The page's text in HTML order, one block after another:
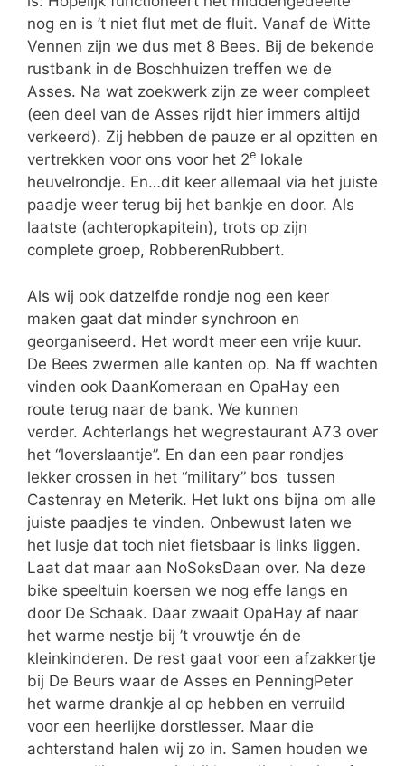
nog en is ’t niet flut met de fluit. Vanaf de Witte
Vennen zijn we dus met 8 Bees. Bij de bekende
rustbank in de Boschhuizen treffen we de
Asses. Na wat zoekwerk zijn ze weer compleet
(een deel van de Asses rijdt hier immers altijd
verkeerd). Zij hebben de pauze er al opzitten en
vertrekken voor ons voor het 2e lokale
heuvelrondje. En…dit keer allemaal via het juiste
paadje weer terug bij het bankje en door. Als
laatste (achteropkapitein), trots op zijn
complete groep, RobberenRubbert.
Als wij ook datzelfde rondje nog een keer
maken gaat dat minder synchroon en
georganiseerd. Het wordt meer een vrije kuur.
De Bees zwermen alle kanten op. Na ff wachten
vinden ook DaanKomeraan en OpaHay een
route terug naar de bank. We kunnen
verder. Achterlangs het wegrestaurant A73 over
het “loverslaantje”. En dan een paar rondjes
lekker crossen in het “military” bos tussen
Castenray en Meterik. Het lukt ons bijna om alle
juiste paadjes te vinden. Onbewust laten we
het lusje dat toch niet fietsbaar is links liggen.
Laat dat maar aan NoSoksDaan over. Na deze
bike speeltuin koersen we nog effe langs en
door De Schaak. Daar zwaait OpaHay af naar
het warme nestje bij ’t vrouwtje én de
kleinkinderen. De rest gaat voor een afzakkertje
bij De Beurs waar de Asses en PenningPeter
het warme drankje al op hebben en verruild
voor een heerlijke dorstlesser. Maar die
achterstand halen wij zo in. Samen houden we